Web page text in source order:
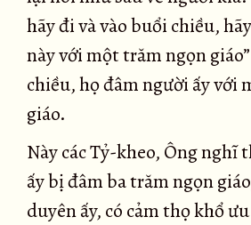
hãy đi và vào buổi chiều,
này với một trăm ngọn
chiều, họ đâm người ấy với
giáo.
Này các Tỷ-kheo, Ông nghĩ
ấy bị đâm ba trăm ngọn
duyên ấy, có cảm thọ khổ